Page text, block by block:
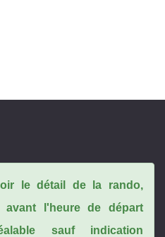
le détail de la rando,
avant l'heure de départ
sauf indication